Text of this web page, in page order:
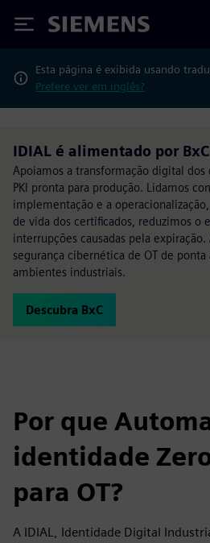
Siemens
Esta página é exibida usando
Prefere ver em inglês?
IDIAL é alimentado por BxC
Apoiamos a transformação digital
PKI pronta para produção. Lidamos
implementação e a
de vida dos certificados, reduzimos o
interrupções causadas pela
segurança cibernética de OT de
ambientes industriais.
Descubra BxC
Por que
identidade
para OT?
A IDIAL, Identidade Digital